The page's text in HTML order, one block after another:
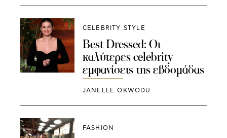
CELEBRITY STYLE
Best Dressed: Οι
καλύτερες celebrity
εμφανίσεις της εβδομάδας
JANELLE OKWODU
FASHION